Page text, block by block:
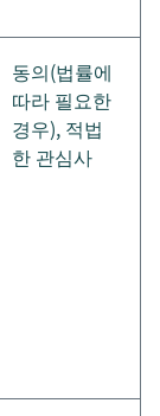
동의(법률에
따라 필요한
경우), 적법
한 관심사